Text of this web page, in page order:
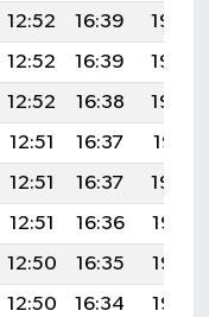
12:52 16:39
19:45
12:52 16:39
19:43
12:52 16:38
19:42
12:51 16:37
19:41
12:51 16:37
19:39
12:51 16:36
19:38
12:50 16:35
19:36
12:50 16:34 19:35